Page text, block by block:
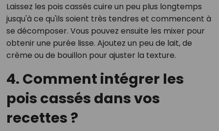
Laissez les pois cassés cuire un peu plus longtemps
jusqu'à ce qu'ils soient très tendres et commencent à
se décomposer. Vous pouvez ensuite les mixer pour
obtenir une purée lisse. Ajoutez un peu de lait, de
crème ou de bouillon pour ajuster la texture.
4. Comment intégrer les
pois cassés dans vos
recettes ?